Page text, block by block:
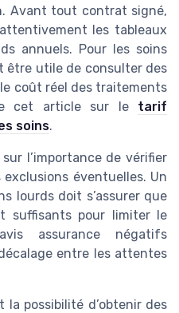
Avant tout contrat signé,
les tableaux
annuels. Pour les soins
être utile de consulter des
coût réel des traitements
cet article sur le tarif
soins.
l’importance de vérifier
éventuelles. Un
lourds doit s’assurer que
suffisants pour limiter le
assurance négatifs
entre les attentes
la possibilité d’obtenir des